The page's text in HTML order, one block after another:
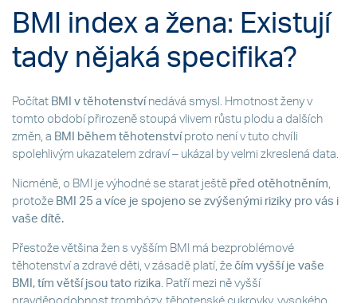
BMI index a žena: Existují
tady nějaká specifika?
Počítat BMI v těhotenstvínedává smysl. Hmotnost ženy v
tomto období přirozeně stoupá vlivem růstu plodu a dalších
změn, a BMI během těhotenství proto není v tuto chvíli
spolehlivým ukazatelem zdraví – ukázal by velmi zkreslená data.
Nicméně, o BMI je výhodné se starat ještě před otěhotněním
protože BMI 25 a více je spojeno se zvýšenými riziky pro vás i
vaše dítě.
Přestože většina žen s vyšším BMI má bezproblémové
těhotenství a zdravé děti, v zásadě platí, že čím vyšší je vaše
BMI, tím větší jsou tato rizika . Patří mezi ně vyšší